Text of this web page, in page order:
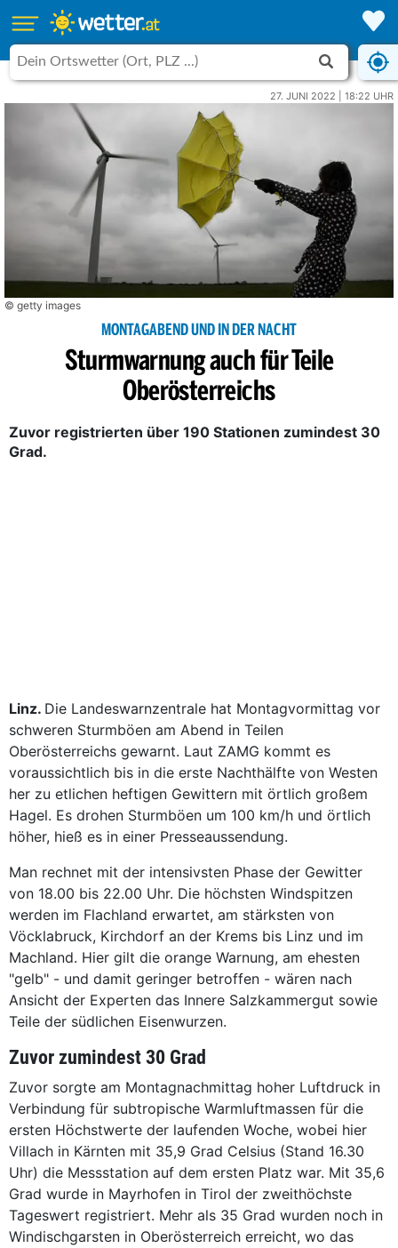
27. JUNI 2022 | 18:22 UHR
© getty images
MONTAGABEND UND IN DER NACHT
Sturmwarnung auch für Teile
Oberösterreichs
Zuvor registrierten über 190 Stationen zumindest 30
Grad.
Linz. Die Landeswarnzentrale hat Montagvormittag vor
schweren Sturmböen am Abend in Teilen
Oberösterreichs gewarnt. Laut ZAMG kommt es
voraussichtlich bis in die erste Nachthälfte von Westen
her zu etlichen heftigen Gewittern mit örtlich großem
Hagel. Es drohen Sturmböen um 100 km/h und örtlich
höher, hieß es in einer Presseaussendung.
Man rechnet mit der intensivsten Phase der Gewitter
von 18.00 bis 22.00 Uhr. Die höchsten Windspitzen
werden im Flachland erwartet, am stärksten von
Vöcklabruck, Kirchdorf an der Krems bis Linz und im
Machland. Hier gilt die orange Warnung, am ehesten
"gelb" - und damit geringer betroffen - wären nach
Ansicht der Experten das Innere Salzkammergut sowie
Teile der südlichen Eisenwurzen.
Zuvor zumindest 30 Grad
Zuvor sorgte am Montagnachmittag hoher Luftdruck in
Verbindung für subtropische Warmluftmassen für die
ersten Höchstwerte der laufenden Woche, wobei hier
Villach in Kärnten mit 35,9 Grad Celsius (Stand 16.30
Uhr) die Messstation auf dem ersten Platz war. Mit 35,6
Grad wurde in Mayrhofen in Tirol der zweithöchste
Tageswert registriert. Mehr als 35 Grad wurden noch in
Windischgarsten in Oberösterreich erreicht, wo das